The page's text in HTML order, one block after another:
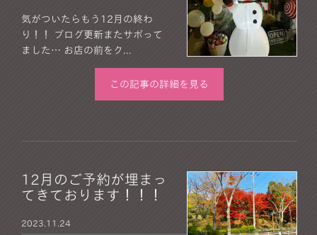
気がついたらもう12月の終わ
り！！ ブログ更新またサボって
ました… お店の前をク...
この記事の詳細を見る
12月のご予約が埋まっ
てきております！！！
2023. 11.24